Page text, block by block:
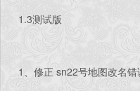
1.3测试版
1、修正 sn22号地图改名错